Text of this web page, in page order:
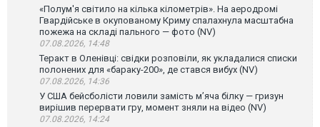
«Полум'я світило на кілька кілометрів». На аеродромі
Гвардійське в окупованому Криму спалахнула масштабна
пожежа на складі пального — фото (NV)
07.08.2026, 14:48
Теракт в Оленівці: свідки розповіли, як укладалися списки
полонених для «бараку-200», де стався вибух (NV)
07.08.2026, 14:36
У США бейсболісти ловили замість м’яча білку — гризун
вирішив перервати гру, момент зняли на відео (NV)
07.08.2026, 14:24